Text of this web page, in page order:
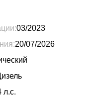
03/2023
20/07/2026
л.с.